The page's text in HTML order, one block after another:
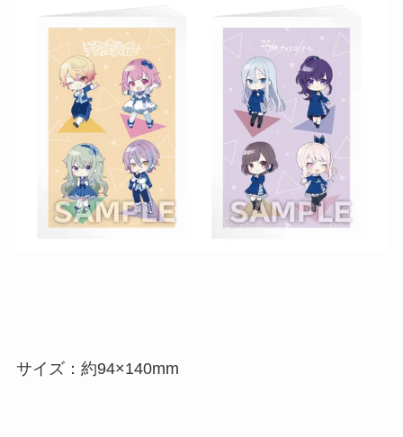
サイズ：約94×140mm